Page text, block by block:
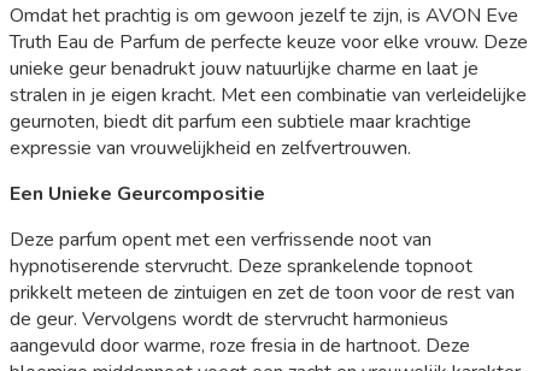
Omdat het prachtig is om gewoon jezelf te zijn, is AVON Eve
Truth Eau de Parfum de perfecte keuze voor elke vrouw. Deze
unieke geur benadrukt jouw natuurlijke charme en laat je
stralen in je eigen kracht. Met een combinatie van verleidelijke
geurnoten, biedt dit parfum een subtiele maar krachtige
expressie van vrouwelijkheid en zelfvertrouwen.
Een Unieke Geurcompositie
Deze parfum opent met een verfrissende noot van
hypnotiserende stervrucht. Deze sprankelende topnoot
prikkelt meteen de zintuigen en zet de toon voor de rest van
de geur. Vervolgens wordt de stervrucht harmonieus
aangevuld door warme, roze fresia in de hartnoot. Deze